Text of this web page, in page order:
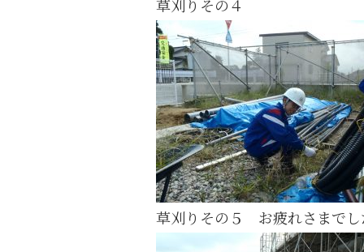
草刈りその４
草刈りその５ お疲れさまでし